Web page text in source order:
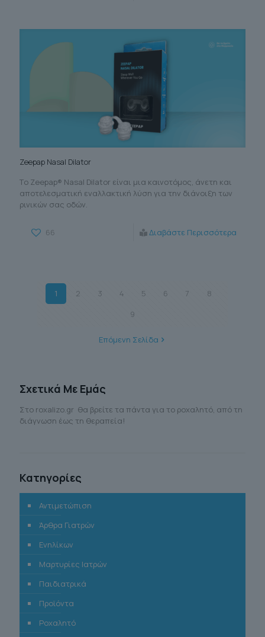
Zeepap Nasal Dilator
Tο Zeepap® Nasal Dilator είναι μια καινοτόμος, άνετη και
αποτελεσματική εναλλακτική λύση για την διάνοιξη των
ρινικών σας οδών.
66 Διαβάστε Περισσότερα
1 2 3 4 5 6 7
8
9
Επόμενη Σελίδα
Σχετικά Με Εμάς
Στο roxalizo.gr θα βρείτε τα πάντα για το ροχαλητό, από τη
διάγνωση έως τη θεραπεία!
Κατηγορίες
Αντιμετώπιση
Άρθρα Γιατρών
Ενηλίκων
Μαρτυρίες Ιατρών
Παιδιατρικά
Προϊόντα
Ροχαλητό